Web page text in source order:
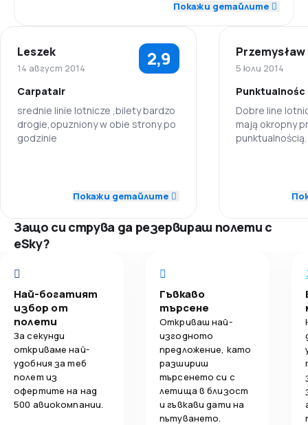
Полетни връзки 3,5
Цени 1,5
Комфорт на пътуване 3,5
Изхранване
Покажи детайлите
Leszek
14 август 2014 2,9
Carpatair
srednie linie lotnicze ,bilety bardzo
drogie,opuzniony w obie strony po
godzinie
3,0
Полетни връзки 4,0
1,0
Комфорт на пътуване 3,0
Обслужване на багаж 4,0
Изхранване 2,0
Покажи детайлите
Przemysław
5 юли 2014
Punktualnośc
Dobre line
mają okropny
Полетни
Комфорт на
Обслужване
Защо си струва да резервираш полети с
eSky?
Най-богатият
избор от
полети
За секунди
откриваме най-
удобния за теб
полет из
офертите на над
500 авиокомпании.
Гъвкаво
търсене
Откриваш най-
изгодното
предложение, като
разшириш
търсенето си с
летища в близост
и гъвкави дати на
пътуването.